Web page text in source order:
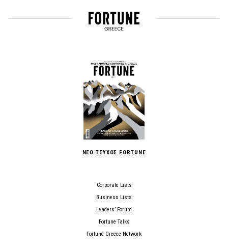
ΝΕΟ ΤΕΥΧΟΣ FORTUNE
Corporate Lists
Business Lists
Leaders’ Forum
Fortune Talks
Fortune Greece Network